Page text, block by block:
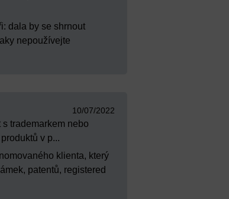
dala by se shrnout
nepoužívejte
10/07/2022
trademarkem nebo
v p...
klienta, který
patentů, registered